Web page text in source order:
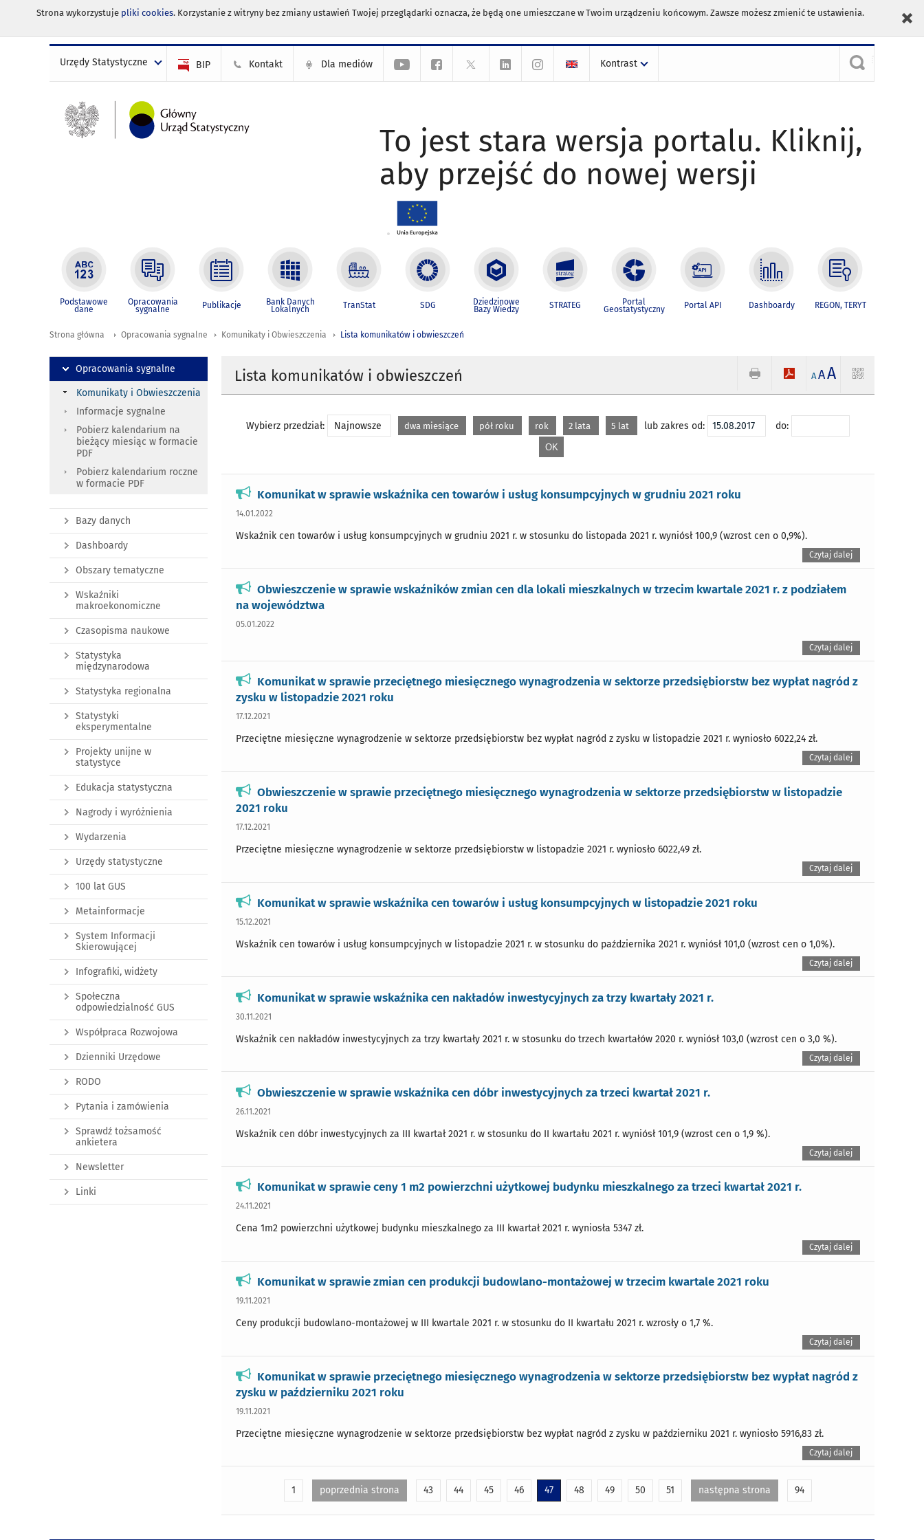
Strona wykorzystuje pliki cookies. Korzystanie z witryny bez zmiany ustawień Twojej przeglądarki oznacza, że będą one umieszczane w Twoim urządzeniu końcowym. Zawsze możesz zmienić te ustawienia.
Urzędy Statystyczne BIP Kontakt Dla mediów Kontrast
To jest stara wersja portalu. Kliknij,
aby przejść do nowej wersji
Podstawowe
dane
Opracowania
sygnalne Publikacje Bank Danych
Lokalnych TranStat SDG Dziedzinowe
Bazy Wiedzy STRATEG Portal
Geostatystyczny Portal API Dashboardy REGON, TERYT
Strona główna Opracowania sygnalne Komunikaty i Obwieszczenia Lista komunikatów i obwieszczeń
Lista komunikatów i obwieszczeń A AA
Wybierz przedział: Najnowsze dwa miesiące pół roku rok 2 lata 5 lat lub zakres od: do:
Komunikat w sprawie wskaźnika cen towarów i usług konsumpcyjnych w grudniu 2021 roku
14.01.2022
Wskaźnik cen towarów i usług konsumpcyjnych w grudniu 2021 r. w stosunku do listopada 2021 r. wyniósł 100,9 (wzrost cen o 0,9%).
Czytaj dalej
Obwieszczenie w sprawie wskaźników zmian cen dla lokali mieszkalnych w trzecim kwartale 2021 r. z podziałem
na województwa
05.01.2022
Czytaj dalej
Komunikat w sprawie przeciętnego miesięcznego wynagrodzenia w sektorze przedsiębiorstw bez wypłat nagród z
zysku w listopadzie 2021 roku
17.12.2021
Przeciętne miesięczne wynagrodzenie w sektorze przedsiębiorstw bez wypłat nagród z zysku w listopadzie 2021 r. wyniosło 6022,24 zł.
Czytaj dalej
Obwieszczenie w sprawie przeciętnego miesięcznego wynagrodzenia w sektorze przedsiębiorstw w listopadzie
2021 roku
17.12.2021
Przeciętne miesięczne wynagrodzenie w sektorze przedsiębiorstw w listopadzie 2021 r. wyniosło 6022,49 zł.
Czytaj dalej
Komunikat w sprawie wskaźnika cen towarów i usług konsumpcyjnych w listopadzie 2021 roku
15.12.2021
Wskaźnik cen towarów i usług konsumpcyjnych w listopadzie 2021 r. w stosunku do października 2021 r. wyniósł 101,0 (wzrost cen o 1,0%).
Czytaj dalej
Komunikat w sprawie wskaźnika cen nakładów inwestycyjnych za trzy kwartały 2021 r.
30.11.2021
Wskaźnik cen nakładów inwestycyjnych za trzy kwartały 2021 r. w stosunku do trzech kwartałów 2020 r. wyniósł 103,0 (wzrost cen o 3,0 %).
Czytaj dalej
Obwieszczenie w sprawie wskaźnika cen dóbr inwestycyjnych za trzeci kwartał 2021 r.
26.11.2021
Wskaźnik cen dóbr inwestycyjnych za III kwartał 2021 r. w stosunku do II kwartału 2021 r. wyniósł 101,9 (wzrost cen o 1,9 %).
Czytaj dalej
Komunikat w sprawie ceny 1 m2 powierzchni użytkowej budynku mieszkalnego za trzeci kwartał 2021 r.
24.11.2021
Cena 1m2 powierzchni użytkowej budynku mieszkalnego za III kwartał 2021 r. wyniosła 5347 zł.
Czytaj dalej
Komunikat w sprawie zmian cen produkcji budowlano-montażowej w trzecim kwartale 2021 roku
19.11.2021
Ceny produkcji budowlano-montażowej w III kwartale 2021 r. w stosunku do II kwartału 2021 r. wzrosły o 1,7 %.
Czytaj dalej
Komunikat w sprawie przeciętnego miesięcznego wynagrodzenia w sektorze przedsiębiorstw bez wypłat nagród z
zysku w październiku 2021 roku
19.11.2021
Przeciętne miesięczne wynagrodzenie w sektorze przedsiębiorstw bez wypłat nagród z zysku w październiku 2021 r. wyniosło 5916,83 zł.
Czytaj dalej
1 poprzednia strona 43 44 45 46 47 48 49 50 51 następna strona 94
Opracowania sygnalne
Komunikaty i Obwieszczenia
Informacje sygnalne
Pobierz kalendarium na
bieżący miesiąc w formacie
PDF
Pobierz kalendarium roczne
w formacie PDF
Bazy danych
Dashboardy
Obszary tematyczne
Wskaźniki
makroekonomiczne
Czasopisma naukowe
Statystyka
międzynarodowa
Statystyka regionalna
Statystyki
eksperymentalne
Projekty unijne w
statystyce
Edukacja statystyczna
Nagrody i wyróżnienia
Wydarzenia
Urzędy statystyczne
100 lat GUS
Metainformacje
System Informacji
Skierowującej
Infografiki, widżety
Społeczna
odpowiedzialność GUS
Współpraca Rozwojowa
Dzienniki Urzędowe
RODO
Pytania i zamówienia
Sprawdź tożsamość
ankietera
Newsletter
Linki